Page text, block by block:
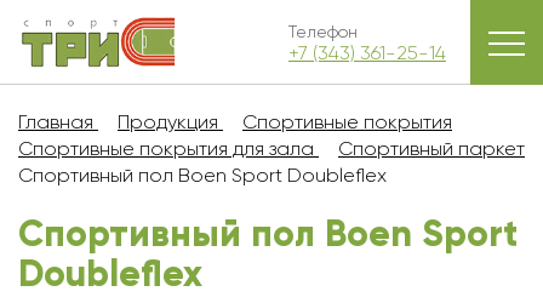
Телефон
+7 (343) 361-25-14
Главная Продукция
Спортивные покрытия
Спортивные покрытия для зала
Спортивный паркет
Спортивный пол Boen Sport Doubleflex
Спортивный пол Boen Sport
Doubleflex